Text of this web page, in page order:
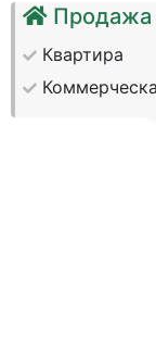
Продажа
Квартира